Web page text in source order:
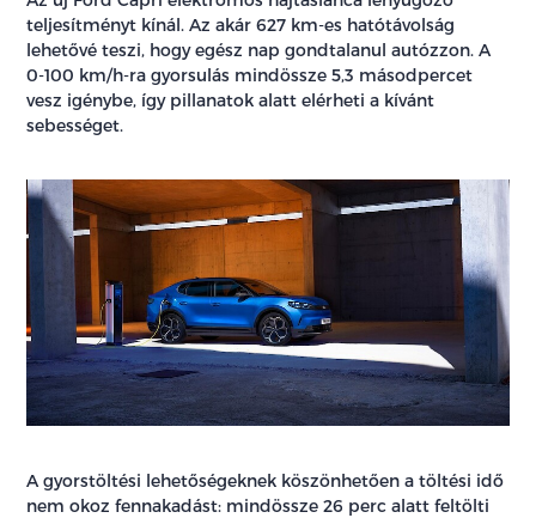
teljesítményt kínál. Az akár 627 km-es hatótávolság
lehetővé teszi, hogy egész nap gondtalanul autózzon. A
0-100 km/h-ra gyorsulás mindössze 5,3 másodpercet
vesz igénybe, így pillanatok alatt elérheti a kívánt
sebességet.
A gyorstöltési lehetőségeknek köszönhetően a töltési idő
nem okoz fennakadást: mindössze 26 perc alatt feltölti